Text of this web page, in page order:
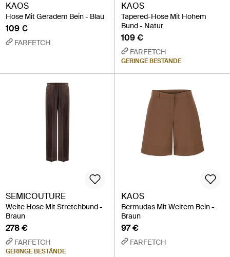
KAOS
Hose Mit Geradem Bein - Blau
109 €
FARFETCH
KAOS
Tapered-Hose Mit Hohem
Bund - Natur
109 €
FARFETCH
GERINGE BESTÄNDE
SEMICOUTURE
Weite Hose Mit Stretchbund -
Braun
278 €
FARFETCH
GERINGE BESTÄNDE
KAOS
Bermudas Mit Weitem Bein -
Braun
97 €
FARFETCH